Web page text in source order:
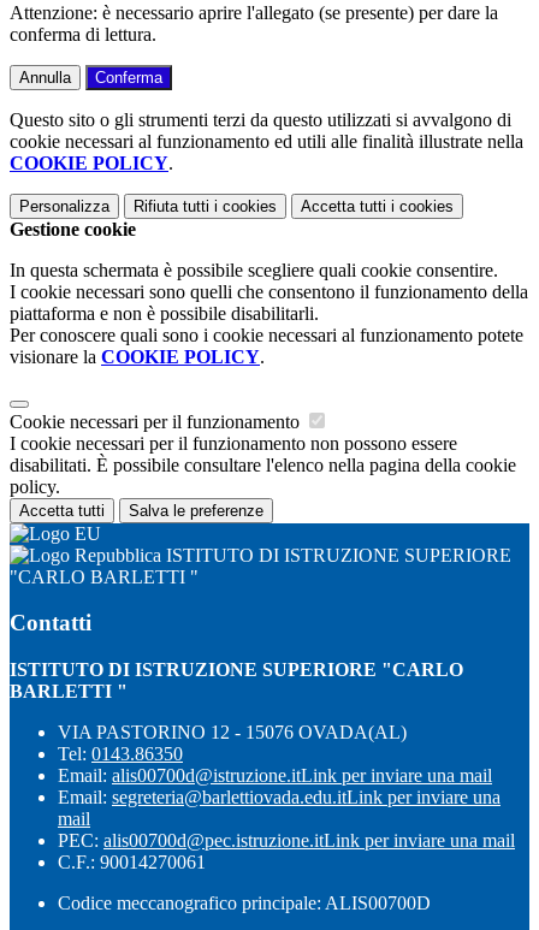
Attenzione: è necessario aprire l'allegato (se presente) per dare la
conferma di lettura.
Annulla Conferma
Questo sito o gli strumenti terzi da questo utilizzati si avvalgono di
cookie necessari al funzionamento ed utili alle finalità illustrate nella
COOKIE POLICY.
Personalizza Rifiuta tutti i cookies Accetta tutti i cookies
Gestione cookie
In questa schermata è possibile scegliere quali cookie consentire.
I cookie necessari sono quelli che consentono il funzionamento della
piattaforma e non è possibile disabilitarli.
Per conoscere quali sono i cookie necessari al funzionamento potete
visionare la COOKIE POLICY.
Cookie necessari per il funzionamento
I cookie necessari per il funzionamento non possono essere
disabilitati. È possibile consultare l'elenco nella pagina della cookie
policy.
Accetta tutti Salva le preferenze
ISTITUTO DI ISTRUZIONE SUPERIORE
"CARLO BARLETTI "
Contatti
ISTITUTO DI ISTRUZIONE SUPERIORE "CARLO
BARLETTI "
VIA PASTORINO 12 - 15076 OVADA(AL)
Tel: 0143.86350
Email: alis00700d@istruzione.itLink per inviare una mail
Email: segreteria@barlettiovada.edu.itLink per inviare una
mail
PEC: alis00700d@pec.istruzione.itLink per inviare una mail
C.F.: 90014270061
Codice meccanografico principale: ALIS00700D